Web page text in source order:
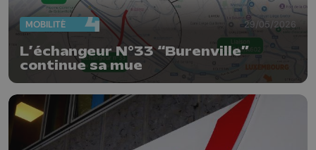
MOBILITÉ 29/05/2026
L’échangeur N°33 “Burenville”
continue sa mue